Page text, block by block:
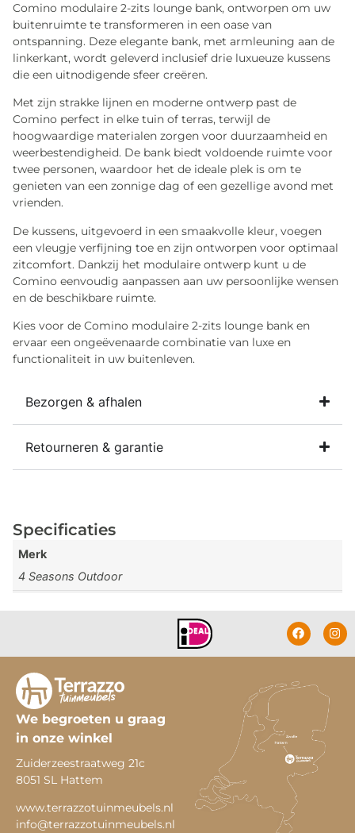
Comino modulaire 2-zits lounge bank, ontworpen om uw
buitenruimte te transformeren in een oase van
ontspanning. Deze elegante bank, met armleuning aan de
linkerkant, wordt geleverd inclusief drie luxueuze kussens
die een uitnodigende sfeer creëren.
Met zijn strakke lijnen en moderne ontwerp past de
Comino perfect in elke tuin of terras, terwijl de
hoogwaardige materialen zorgen voor duurzaamheid en
weerbestendigheid. De bank biedt voldoende ruimte voor
twee personen, waardoor het de ideale plek is om te
genieten van een zonnige dag of een gezellige avond met
vrienden.
De kussens, uitgevoerd in een smaakvolle kleur, voegen
een vleugje verfijning toe en zijn ontworpen voor optimaal
zitcomfort. Dankzij het modulaire ontwerp kunt u de
Comino eenvoudig aanpassen aan uw persoonlijke wensen
en de beschikbare ruimte.
Kies voor de Comino modulaire 2-zits lounge bank en
ervaar een ongeëvenaarde combinatie van luxe en
functionaliteit in uw buitenleven.
Bezorgen & afhalen
Retourneren & garantie
Specificaties
Merk
4 Seasons Outdoor
We begroeten u graag
in onze winkel
Zuiderzeestraatweg 21c
8051 SL Hattem
www.terrazzotuinmeubels.nl
info@terrazzotuinmeubels.nl